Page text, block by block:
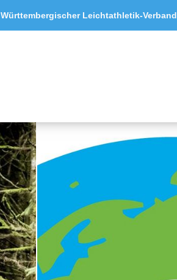
Württembergischer Leichtathletik-Verband